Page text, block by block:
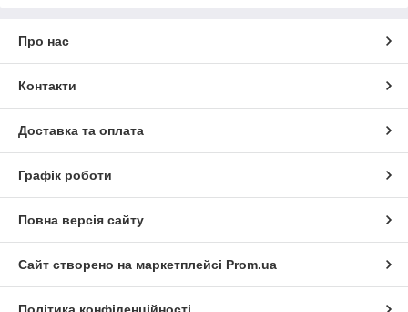
Про нас
Контакти
Доставка та оплата
Графік роботи
Повна версія сайту
Сайт створено на маркетплейсі Prom.ua